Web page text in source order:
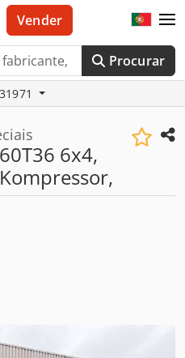
Procurar
Vender
6x4,